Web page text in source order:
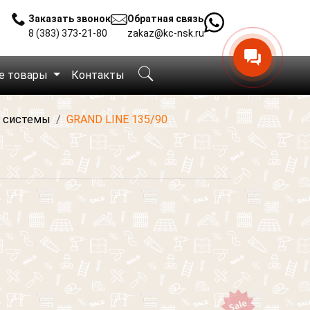
Заказать звонок
8 (383) 373-21-80
Обратная связь
zakaz@kc-nsk.ru
товары Контакты
системы GRAND LINE 135/90